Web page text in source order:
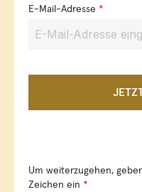
E-Mail-Adresse *
Um weiterzugehen,
Zeichen ein *